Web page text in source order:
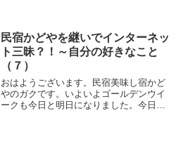
民宿かどやを継いでインターネッ
ト三昧？！～自分の好きなこと
（７）
おはようございます。民宿美味し宿かど
やのガクです。いよいよゴールデンウイ
ークも今日と明日になりました。今日は